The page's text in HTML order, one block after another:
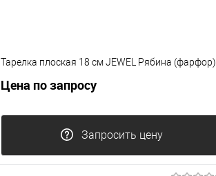
Тарелка плоская 18 см JEWEL Рябина (фарфор)
Цена по запросу
Запросить цену